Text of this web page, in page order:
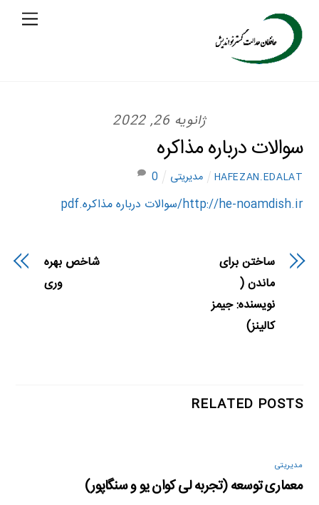
content
ژانویه 26, 2022
سوالات درباره مذاکره
HAFEZAN.EDALAT مدیریتی 0
http://he-noamdish.ir/سوالات درباره مذاکره.pdf
ساختن برای
ماندن (
نویسنده: جیمز
کالینز)
شاخص بهره
وری
RELATED POSTS
مدیریتی
معماری توسعه (تجربه لی کوان یو و سنگاپور)